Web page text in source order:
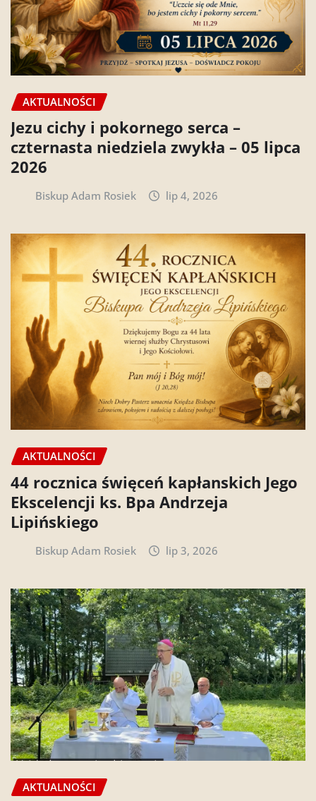
AKTUALNOŚCI
Jezu cichy i pokornego serca –
czternasta niedziela zwykła – 05 lipca
2026
Biskup Adam Rosiek lip 4, 2026
AKTUALNOŚCI
44 rocznica święceń kapłanskich Jego
Ekscelencji ks. Bpa Andrzeja
Lipińskiego
Biskup Adam Rosiek lip 3, 2026
AKTUALNOŚCI